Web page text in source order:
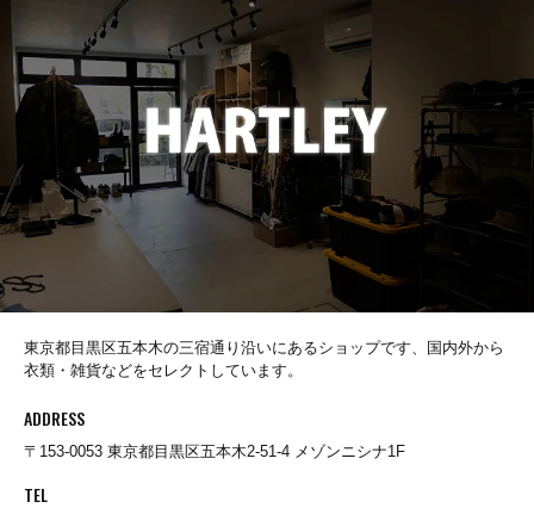
ORGUEIL
Padmore&Barnes
PAYDAY
Penguin by Munsingwear
POST O'ALLS
PRAS
東京都目黒区五本木の三宿通り沿いにあるショップです、国内外から
衣類・雑貨などをセレクトしています。
ADDRESS
〒153-0053 東京都目黒区五本木2-51-4 メゾンニシナ1F
TEL